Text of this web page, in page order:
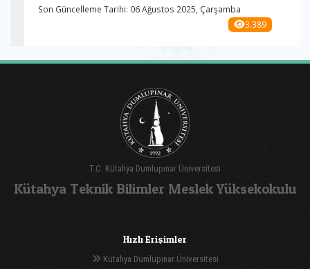
Son Güncelleme Tarihi: 06 Ağustos 2025, Çarşamba
3.389
T.C. Kütahya Dumlupınar Üniversitesi
Kütahya Teknik Bilimler Meslek Yüksekokulu
Hızlı Erişimler
Kütahya Dumlupınar Üniversitesi